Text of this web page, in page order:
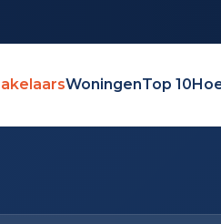
WoningenTop 10